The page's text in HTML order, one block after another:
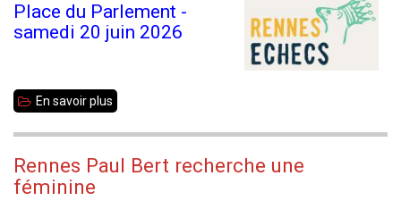
Place du Parlement -
samedi 20 juin 2026
En savoir plus
Mat
Rennes Paul Bert recherche une
féminine